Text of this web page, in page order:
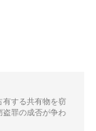
する共有物を窃
盗罪の成否が争わ